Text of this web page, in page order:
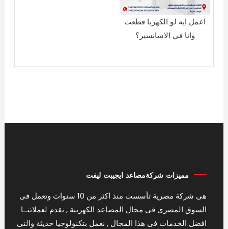
اعمل ايه لو الكهربا قطعت
وانا في الاسانسير؟
مميزات شركةمصاعد ايجيبت ليفت
هى شركة مصرية تأسست منذ اكثر من 10 سنوات وتعمل فى
السوق المصرى فى مجال المصاعد الكهربية , نقدم لعملائنــا
افضل الخدمات فى هذا المجال , نعمل بتكنولوجيا حديثة والتى